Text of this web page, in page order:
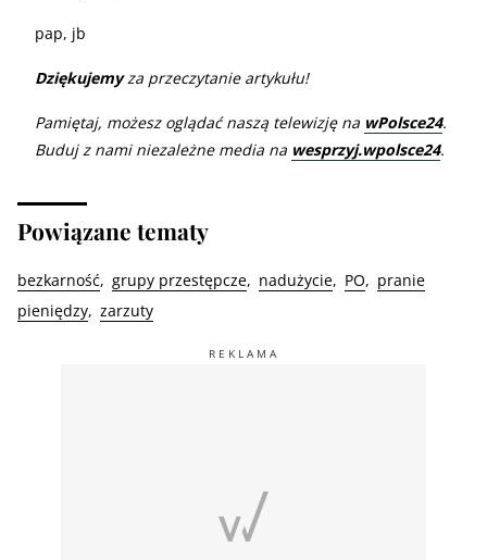
pap, jb
Dziękujemyza przeczytanie artykułu!
Pamiętaj, możesz oglądać naszą telewizję na wPolsce24.
Buduj z nami niezależne media na wesprzyj.wpolsce24.
Powiązane tematy
bezkarność grupy przestępcze nadużycie PO
pranie
pieniędzy zarzuty